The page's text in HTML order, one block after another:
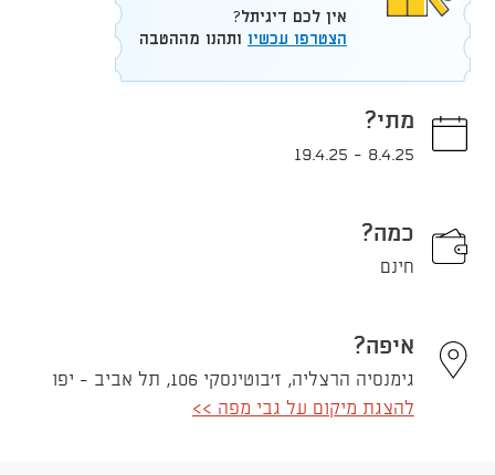
אין לכם דיגיתל?
הצטרפו עכשיו ותהנו מההטבה
מתי?
8.4.25
-
19.4.25
כמה?
חינם
איפה?
גימנסיה הרצליה, ז'בוטינסקי 106, תל אביב - יפו
להצגת מיקום על גבי מפה >>